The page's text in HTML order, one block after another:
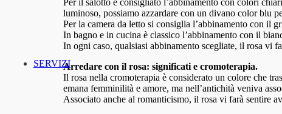
SERVIZI
Per il salotto è consigliato l’abbinamento con colori
luminoso, possiamo azzardare con un divano color blu
Per la camera da letto si consiglia l’abbinamento con il
In bagno e in cucina è classico l’abbinamento con il
In ogni caso, qualsiasi abbinamento scegliate, il rosa vi
Arredare con il rosa: significati e cromoterapia.
Il rosa nella cromoterapia è considerato un colore che
emana femminilità e amore, ma nell’antichità veniva
Associato anche al romanticismo, il rosa vi farà sentire